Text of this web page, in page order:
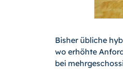
Bisher übliche
wo erhöhte
bei